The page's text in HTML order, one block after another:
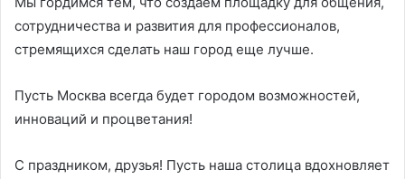
сотрудничества и развития для профессионалов,
стремящихся сделать наш город еще лучше.
Пусть Москва всегда будет городом возможностей,
инноваций и процветания!
С праздником, друзья! Пусть наша столица вдохновляет